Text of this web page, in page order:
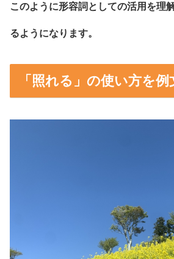
このように形容詞としての活用を理
るようになります。
「照れる」の使い方を